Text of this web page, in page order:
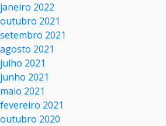
janeiro 2022
outubro 2021
setembro 2021
agosto 2021
julho 2021
junho 2021
maio 2021
fevereiro 2021
outubro 2020